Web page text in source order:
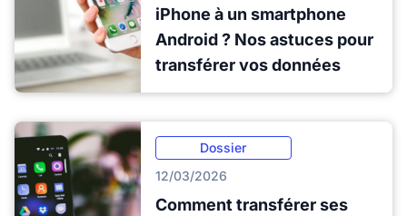
iPhone à un smartphone
Android ? Nos astuces pour
transférer vos données
Dossier
12/03/2026
Comment transférer ses